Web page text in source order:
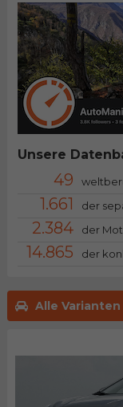
Alle
Unsere
49
1.661 der
2.384 der
14.865 der